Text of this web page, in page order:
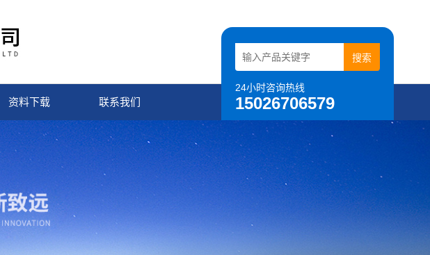
24小时咨询热线
15026706579
资料下载 联系我们